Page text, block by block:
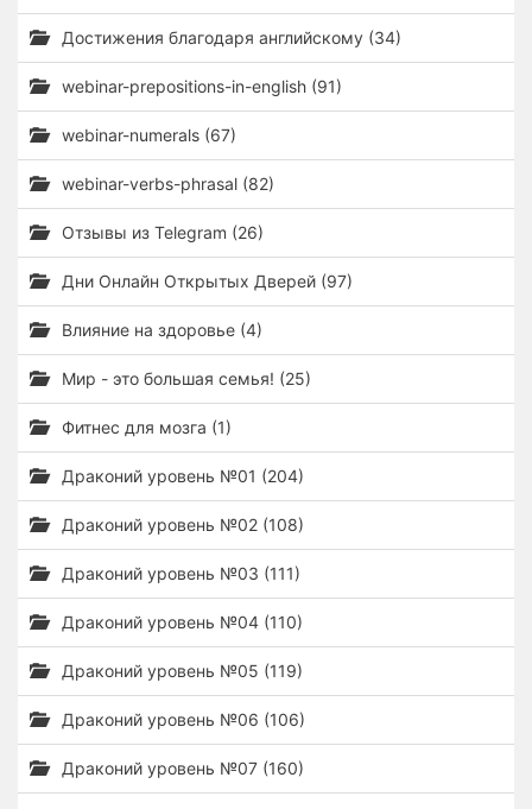
Достижения благодаря английскому (34)
webinar-prepositions-in-english (91)
webinar-numerals (67)
webinar-verbs-phrasal (82)
Отзывы из Telegram (26)
Дни Онлайн Открытых Дверей (97)
Влияние на здоровье (4)
Мир - это большая семья! (25)
Фитнес для мозга (1)
Драконий уровень №01 (204)
Драконий уровень №02 (108)
Драконий уровень №03 (111)
Драконий уровень №04 (110)
Драконий уровень №05 (119)
Драконий уровень №06 (106)
Драконий уровень №07 (160)